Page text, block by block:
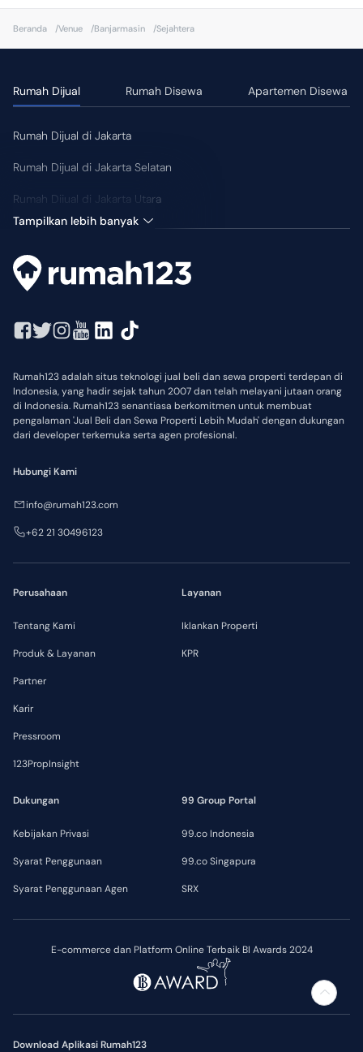
Beranda /Venue /Banjarmasin /Sejahtera
Rumah Dijual Rumah Disewa Apartemen Disewa
Rumah Dijual di Jakarta
Rumah Dijual di Jakarta Selatan
Rumah Dijual di Jakarta Utara
Tampilkan lebih banyak
Rumah123 adalah situs teknologi jual beli dan sewa properti terdepan di
Indonesia, yang hadir sejak tahun 2007 dan telah melayani jutaan orang
di Indonesia. Rumah123 senantiasa berkomitmen untuk membuat
pengalaman 'Jual Beli dan Sewa Properti Lebih Mudah' dengan dukungan
dari developer terkemuka serta agen profesional.
E-commerce dan Platform Online Terbaik BI Awards 2024
Download Aplikasi Rumah123
Perusahaan
Tentang Kami
Produk & Layanan
Partner
Karir
Pressroom
123PropInsight
Layanan
Iklankan Properti
KPR
Dukungan
Kebijakan Privasi
Syarat Penggunaan
Syarat Penggunaan Agen
99 Group Portal
99.co Indonesia
99.co Singapura
SRX
Hubungi Kami
info@rumah123.com
+62 21 30496123